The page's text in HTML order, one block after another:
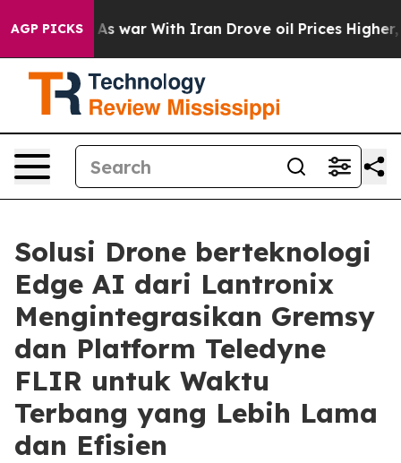
AGP PICKS
As war With Iran Drove oil Prices Higher, Trump
Solusi Drone berteknologi
Edge AI dari Lantronix
Mengintegrasikan Gremsy
dan Platform Teledyne
FLIR untuk Waktu
Terbang yang Lebih Lama
dan Efisien